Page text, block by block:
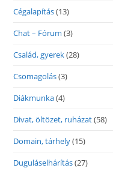
Cégalapítás(13)
Chat – Fórum (3)
Család, gyerek(28)
Csomagolás(3)
Diákmunka(4)
Divat, öltözet, ruházat(58)
Domain, tárhely(15)
Duguláselhárítás(27)